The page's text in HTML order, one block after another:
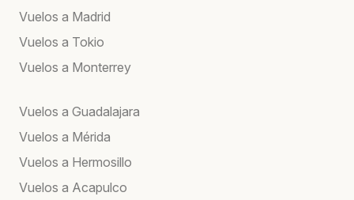
Vuelos a Madrid
Vuelos a Tokio
Vuelos a Monterrey
Vuelos a Guadalajara
Vuelos a Mérida
Vuelos a Hermosillo
Vuelos a Acapulco